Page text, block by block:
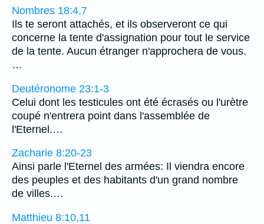
Nombres 18:4,7
Ils te seront attachés, et ils observeront ce qui
concerne la tente d'assignation pour tout le service
de la tente. Aucun étranger n'approchera de vous.
…
Deutéronome 23:1-3
Celui dont les testicules ont été écrasés ou l'urètre
coupé n'entrera point dans l'assemblée de
l'Eternel.…
Zacharie 8:20-23
Ainsi parle l'Eternel des armées: Il viendra encore
des peuples et des habitants d'un grand nombre
de villes.…
Matthieu 8:10,11